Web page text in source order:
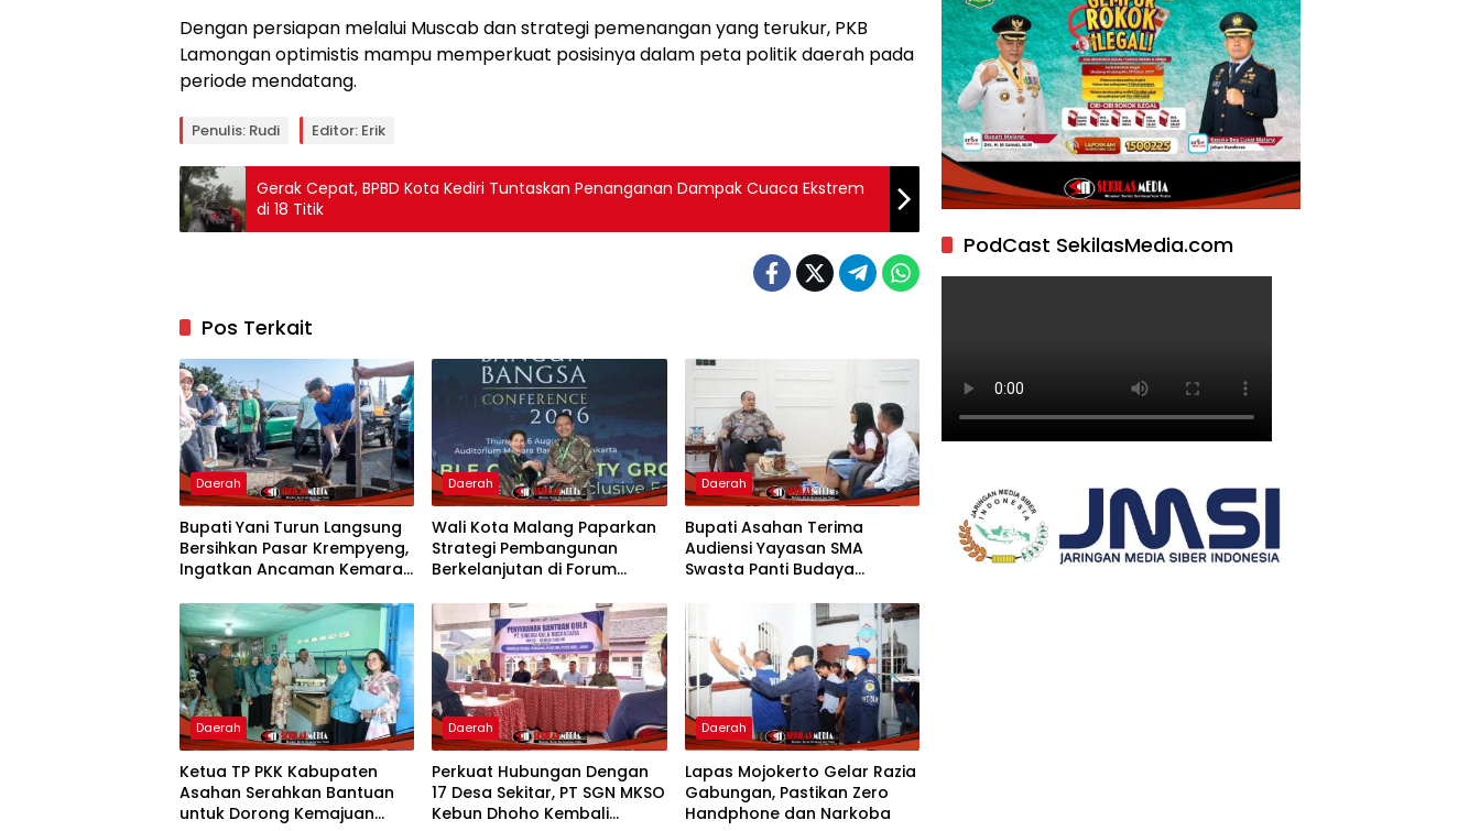
Dengan persiapan melalui Muscab dan strategi pemenangan yang terukur, PKB
Lamongan optimistis mampu memperkuat posisinya dalam peta politik daerah pada
periode mendatang.
Penulis: Rudi Editor: Erik
Gerak Cepat, BPBD Kota Kediri Tuntaskan Penanganan Dampak Cuaca Ekstrem
di 18 Titik
Pos Terkait
Daerah
Bupati Yani Turun Langsung
Bersihkan Pasar Krempyeng,
Ingatkan Ancaman Kemarau
Daerah
Wali Kota Malang Paparkan
Strategi Pembangunan
Berkelanjutan di Forum
Daerah
Bupati Asahan Terima
Audiensi Yayasan SMA
Swasta Panti Budaya
Grace Natalie Sagala
Daerah
Ketua TP PKK Kabupaten
Asahan Serahkan Bantuan
untuk Dorong Kemajuan
Daerah
Perkuat Hubungan Dengan
17 Desa Sekitar, PT SGN MKSO
Kebun Dhoho Kembali
Daerah
Lapas Mojokerto Gelar Razia
Gabungan, Pastikan Zero
Handphone dan Narkoba
PodCast SekilasMedia.com